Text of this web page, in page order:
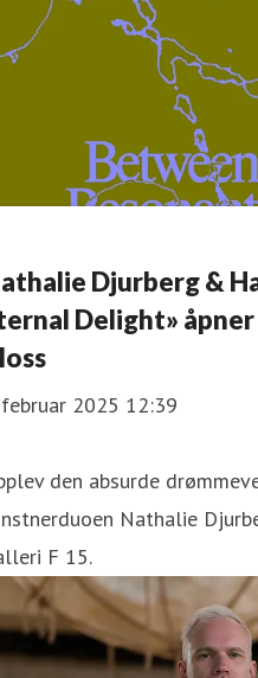
Djurberg &
Delight» åpner
2025 12:39
den absurde
Nathalie
F 15.